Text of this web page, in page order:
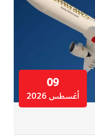
09
أغسطس 2026